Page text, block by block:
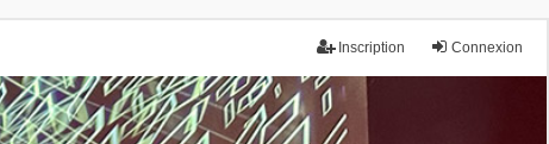
Connexion
Inscription